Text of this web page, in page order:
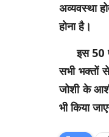
अव्यवस्था
होना है।
इस 50
सभी भक्तों
जोशी के
भी किया